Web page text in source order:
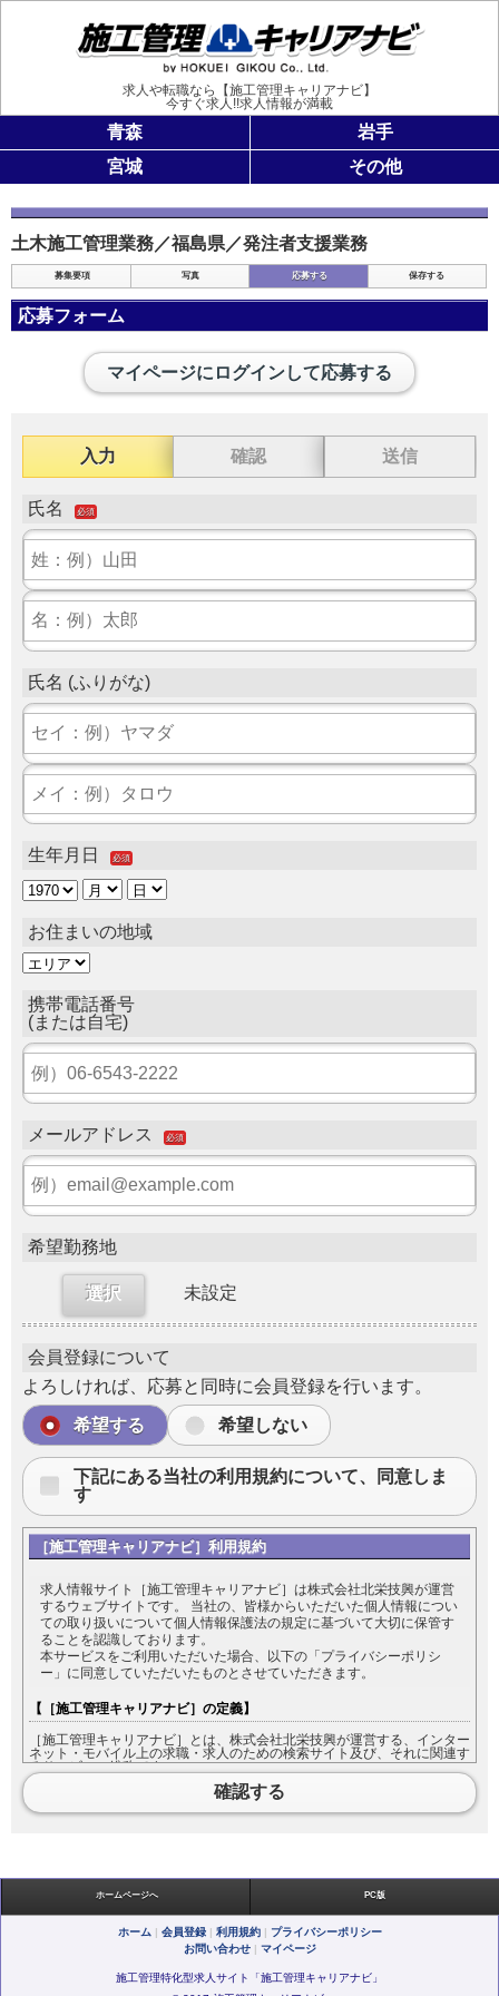
求人や転職なら【施工管理キャリアナビ】
今すぐ求人!!求人情報が満載
青森
岩手
宮城
その他
土木施工管理業務／福島県／発注者支援業務
募集要項 写真 応募する 保存する
応募フォーム
マイページにログインして応募する
入力 確認 送信
氏名 必須
氏名 (ふりがな)
生年月日 必須
お住まいの地域
携帯電話番号
(または自宅)
メールアドレス 必須
希望勤務地
選択 未設定
会員登録について
よろしければ、応募と同時に会員登録を行います。
希望する 希望しない
下記にある当社の利用規約について、同意しま
す
［施工管理キャリアナビ］利用規約
求人情報サイト［施工管理キャリアナビ］は株式会社北栄技興が運営
するウェブサイトです。 当社の、皆様からいただいた個人情報につい
ての取り扱いについて個人情報保護法の規定に基づいて大切に保管す
ることを認識しております。
本サービスをご利用いただいた場合、以下の「プライバシーポリシ
ー」に同意していただいたものとさせていただきます。
【［施工管理キャリアナビ］の定義】
［施工管理キャリアナビ］とは、株式会社北栄技興が運営する、インター
ネット・モバイル上の求職・求人のための検索サイト及び、それに関連す
るサービスの総称です。
［施工管理キャリアナビ］をご利用になる方は［施工管理キャリアナビ］
において入力した情報の内容について責任を負うものとします。
【利用規約の変更】
確認する
ホームページへ PC版
ホーム | 会員登録| 利用規約| プライバシーポリシー
お問い合わせ| マイページ
施工管理特化型求人サイト「施工管理キャリアナビ」